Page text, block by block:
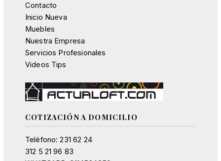
Contacto
Inicio Nueva
Muebles
Nuestra Empresa
Servicios Profesionales
Videos Tips
COTIZACIÓN A DOMICILIO
Teléfono: 231 62 24
312 5 21 96 83